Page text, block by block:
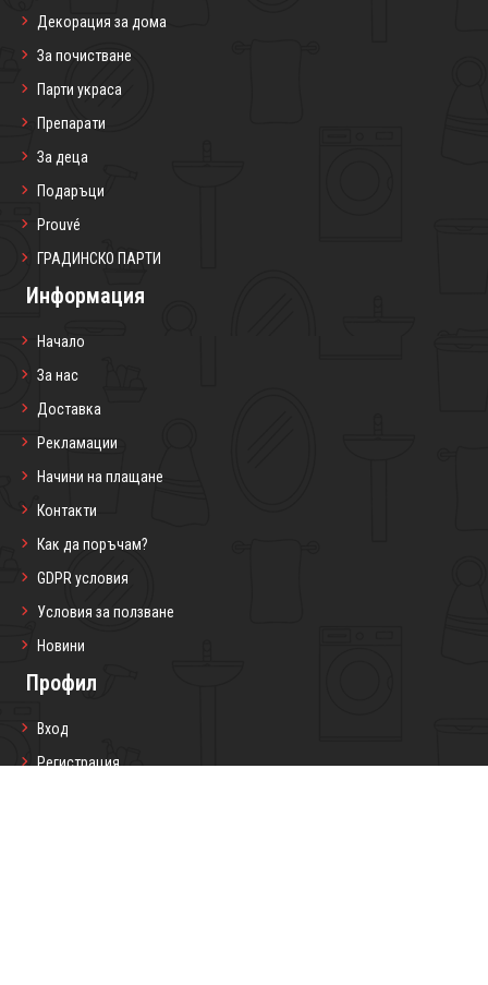
Декорация за дома
За почистване
Парти украса
Препарати
За деца
Подаръци
Prouvé
ГРАДИНСКО ПАРТИ
Информация
Начало
За нас
Доставка
Рекламации
Начини на плащане
Контакти
Как да поръчам?
GDPR условия
Условия за ползване
Новини
Профил
Вход
Регистрация